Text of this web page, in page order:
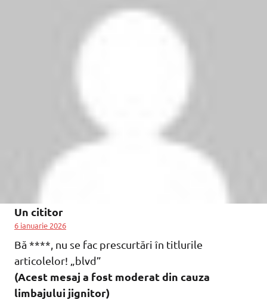
Un cititor
6 ianuarie 2026
Bă ****, nu se fac prescurtări în titlurile
articolelor! „blvd”
(Acest mesaj a fost moderat din cauza
limbajului jignitor)